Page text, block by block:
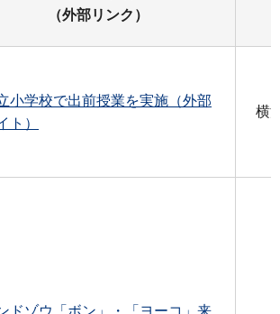
（外部リンク）
小学校で出前授業を実施（外部
ト）
横
ドゾウ「ボン」・「ヨーコ」来